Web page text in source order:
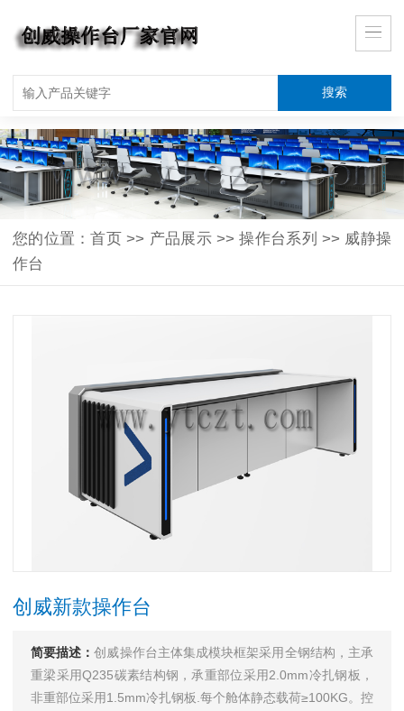
您的位置：首页 >> 产品展示>>操作台系列 >> 威静操
作台
创威新款操作台
简要描述：创威操作台主体集成模块框架采用全钢结构，主承
重梁采用Q235碳素结构钢，承重部位采用2.0mm冷扎钢板，
非重部位采用1.5mm冷扎钢板.每个舱体静态载荷≥100KG。控